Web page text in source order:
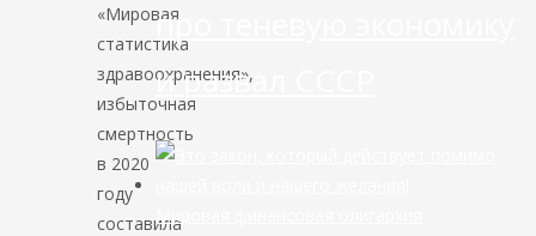
«Мировая
статистика
здравоохранения»,
избыточная
смертность
в 2020
году
составила
про теневую экономику
и развал СССР
Мировая финансовая олигархия